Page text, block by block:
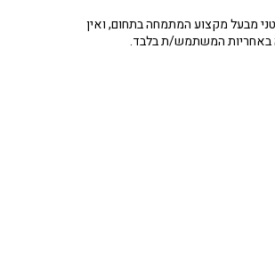
מבעל מקצוע המתמחה בתחום, ואין
באחריות המשתמש/ת בלבד.